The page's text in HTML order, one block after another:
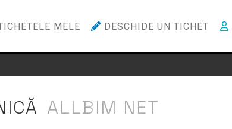
MELE DESCHIDE UN TICHET
ALLBIM NET